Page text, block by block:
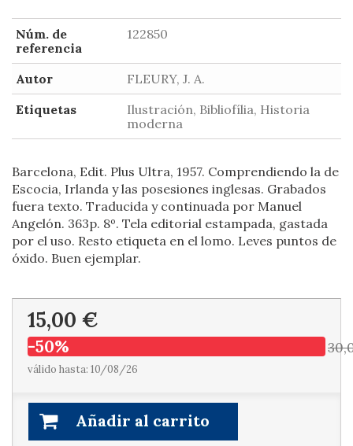
Núm. de
referencia
122850
Autor
FLEURY, J. A.
Etiquetas
Ilustración, Bibliofília, Historia
moderna
Barcelona, Edit. Plus Ultra, 1957. Comprendiendo la de
Escocia, Irlanda y las posesiones inglesas. Grabados
fuera texto. Traducida y continuada por Manuel
Angelón. 363p. 8º. Tela editorial estampada, gastada
por el uso. Resto etiqueta en el lomo. Leves puntos de
óxido. Buen ejemplar.
15,00 €
-50%
válido hasta: 10/08/26
Añadir al carrito